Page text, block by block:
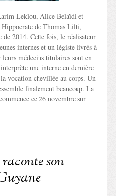
Leklou, Alice Belaïdi et
Hippocrate de Thomas Lilti,
2014. Cette fois, le réalisateur
internes et un légiste livrés à
médecins titulaires sont en
une interne en dernière
vocation chevillée au corps. Un
finalement beaucoup. La
ce 26 novembre sur
son